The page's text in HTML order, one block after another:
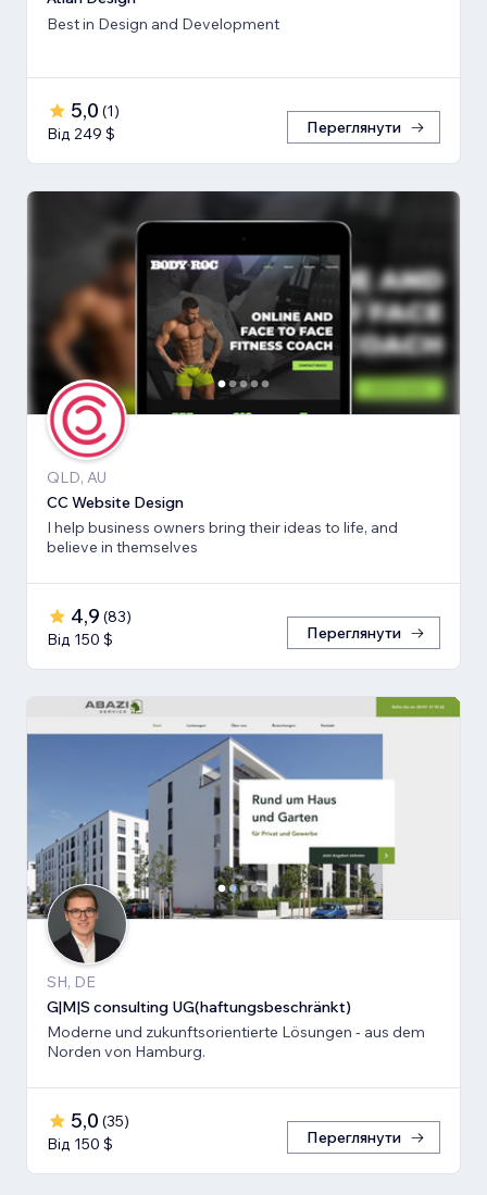
Best in Design and Development
5,0 (1)
Від 249 $
Переглянути
QLD, AU
CC Website Design
I help business owners bring their ideas to life, and
believe in themselves
4,9 (83)
Від 150 $
Переглянути
SH, DE
G|M|S consulting UG(haftungsbeschränkt)
Moderne und zukunftsorientierte Lösungen - aus dem
Norden von Hamburg.
5,0 (35)
Від 150 $
Переглянути